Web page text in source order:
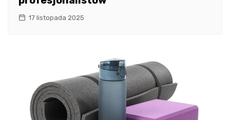
17 listopada 2025